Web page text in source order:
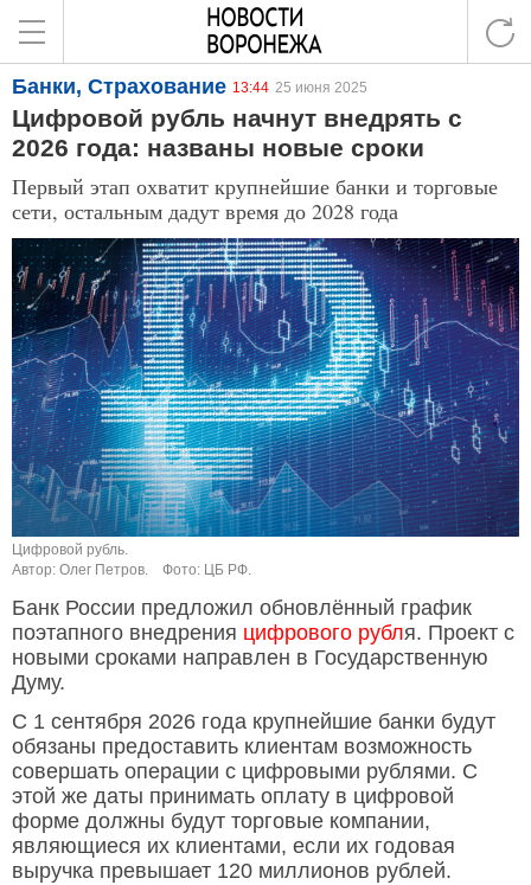
Банки, Страхование 13:44 25 июня 2025
Цифровой рубль начнут внедрять с
2026 года: названы новые сроки
Первый этап охватит крупнейшие банки и торговые
сети, остальным дадут время до 2028 года
Цифровой рубль.
Автор: Олег Петров.
Фото: ЦБ РФ.
Банк России предложил обновлённый график
поэтапного внедрения цифрового рубля. Проект с
новыми сроками направлен в Государственную
Думу.
С 1 сентября 2026 года крупнейшие банки будут
обязаны предоставить клиентам возможность
совершать операции с цифровыми рублями. С
этой же даты принимать оплату в цифровой
форме должны будут торговые компании,
являющиеся их клиентами, если их годовая
выручка превышает 120 миллионов рублей.